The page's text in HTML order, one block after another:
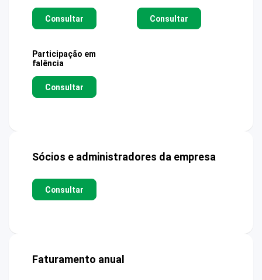
Consultar Consultar
Participação em
falência
Consultar
Sócios e administradores da empresa
Consultar
Faturamento anual